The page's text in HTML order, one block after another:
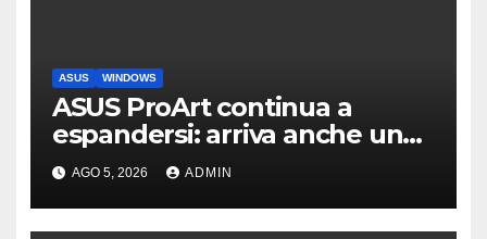
ASUS WINDOWS
ASUS ProArt continua a
espandersi: arriva anche un
box SSD di fascia alta
AGO 5, 2026 ADMIN